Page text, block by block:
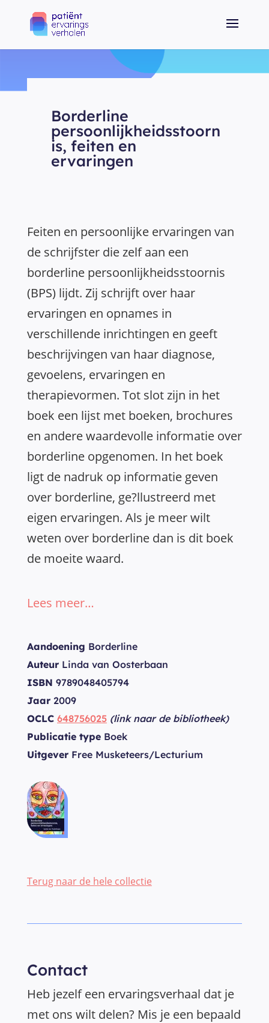
Borderline
persoonlijkheidsstoorn
is, feiten en
ervaringen
Feiten en persoonlijke ervaringen van
de schrijfster die zelf aan een
borderline persoonlijkheidsstoornis
(BPS) lijdt. Zij schrijft over haar
ervaringen en opnames in
verschillende inrichtingen en geeft
beschrijvingen van haar diagnose,
gevoelens, ervaringen en
therapievormen. Tot slot zijn in het
boek een lijst met boeken, brochures
en andere waardevolle informatie over
borderline opgenomen. In het boek
ligt de nadruk op informatie geven
over borderline, ge?llustreerd met
eigen ervaringen. Als je meer wilt
weten over borderline dan is dit boek
de moeite waard.
Lees meer…
Aandoening Borderline
Auteur Linda van Oosterbaan
ISBN 9789048405794
Jaar 2009
OCLC 648756025 (link naar de bibliotheek)
Publicatie type Boek
Uitgever Free Musketeers/Lecturium
Terug naar de hele collectie
Contact
Heb jezelf een ervaringsverhaal dat je
met ons wilt delen? Mis je een bepaald